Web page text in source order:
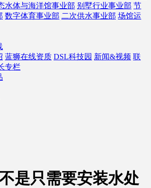
水体与海洋馆事业部 别墅行业事业部 节
数字体育事业部 二次供水事业部 场馆运
蓝狮在线资质 DSL科技园 新闻&视频 联
专栏
是只需要安装水处